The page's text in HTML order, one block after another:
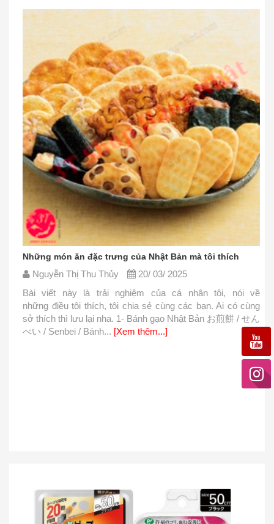
Những món ăn đặc trưng của Nhật Bản mà tôi thích
Nguyễn Thị Thu Thủy
20/ 03/ 2025
Bài viết này là trải nghiệm của cá nhân tôi, nói về
những điều tôi thích, tôi chia sẻ cùng các bạn. Ai có cùng
sở thích thì lưu lại nha. 1- Bánh gạo Nhật Bản お煎餅 / せん
べい / Senbei / Bánh...[Xem thêm...]